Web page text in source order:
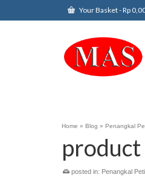
Your Basket-Rp
Home » Blog » Penangkal
posted in: Penangkal